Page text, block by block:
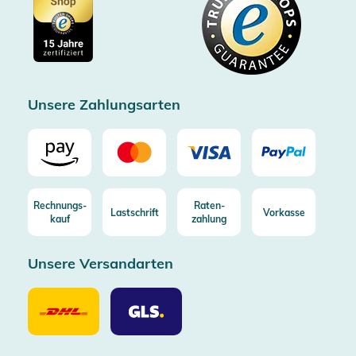
Cookie-Einstellungen
ImpressumGratis Versand ab 100€ Bestellwert (in DE/AT)
Kostenlose Rücksendung (aus DE/AT)
Unsere Zahlungsarten
Rechnungs-
kauf
Lastschrift
Raten-
zahlung
Vorkasse
Unsere Versandarten
Unsere
Versandarten
DHL
Unsere
Versandarten
GLS